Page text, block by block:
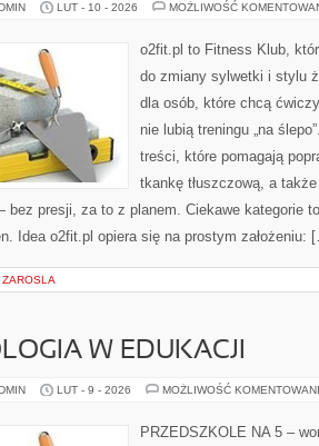
LUT - 10 - 2026 MOŻLIWOŚĆ
o2fit.pl to Fitness Klub,
do zmiany sylwetki i stylu
dla osób, które chcą
nie lubią treningu „na
treści, które pomagają
tkankę tłuszczową, a
presji, za to z planem. Ciekawe kategorie
Idea o2fit.pl opiera się na prostym założeniu:
ZAROSLA
W EDUKACJI
LUT - 9 - 2026 MOŻLIWOŚĆ
PRZEDSZKOLE NA 5 –